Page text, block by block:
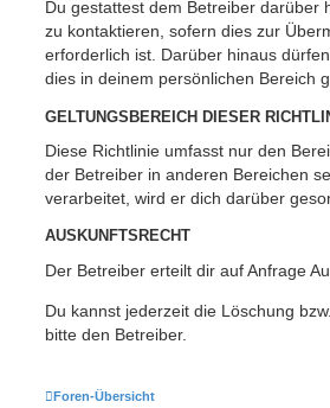
Du gestattest dem Betreiber darüber
zu kontaktieren, sofern dies zur
erforderlich ist. Darüber hinaus
dies in deinem persönlichen Bereich
GELTUNGSBEREICH DIESER
Diese Richtlinie umfasst nur den
der Betreiber in anderen Bereichen
verarbeitet, wird er dich darüber
AUSKUNFTSRECHT
Der Betreiber erteilt dir auf Anfrage
Du kannst jederzeit die Löschung
bitte den Betreiber.
Foren-Übersicht